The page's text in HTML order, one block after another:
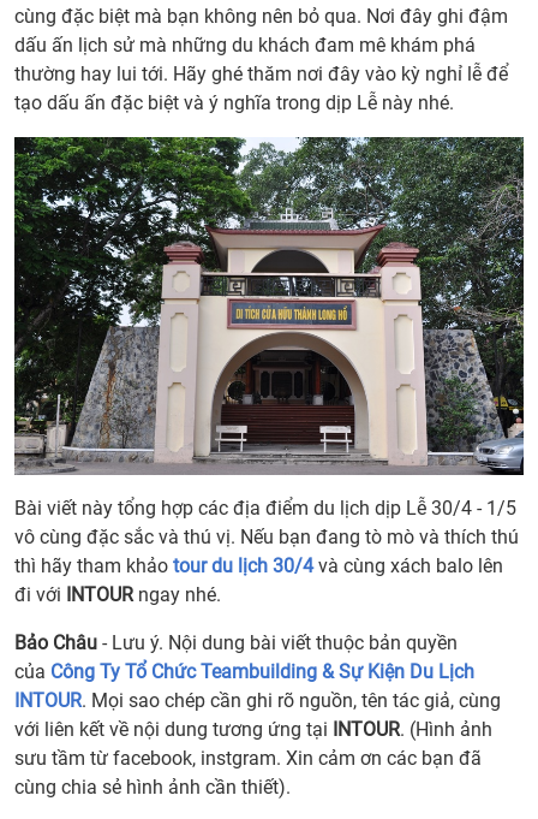
cùng đặc biệt mà bạn không nên bỏ qua. Nơi đây ghi đậm
dấu ấn lịch sử mà những du khách đam mê khám phá
thường hay lui tới. Hãy ghé thăm nơi đây vào kỳ nghỉ lễ để
tạo dấu ấn đặc biệt và ý nghĩa trong dịp Lễ này nhé.
Bài viết này tổng hợp các địa điểm du lịch dịp Lễ 30/4 - 1/5
vô cùng đặc sắc và thú vị. Nếu bạn đang tò mò và thích thú
thì hãy tham khảo tour du lịch 30/4và cùng xách balo lên
đi với
INTOUR ngay nhé.
Bảo Châu - Lưu ý. Nội dung bài viết thuộc bản quyền
của Công Ty Tổ Chức Teambuilding & Sự Kiện Du Lịch
INTOUR. Mọi sao chép cần ghi rõ nguồn, tên tác giả, cùng
với liên kết về nội dung tương ứng tại
INTOUR. (Hình ảnh
sưu tầm từ facebook, instgram. Xin cảm ơn các bạn đã
cùng chia sẻ hình ảnh cần thiết).